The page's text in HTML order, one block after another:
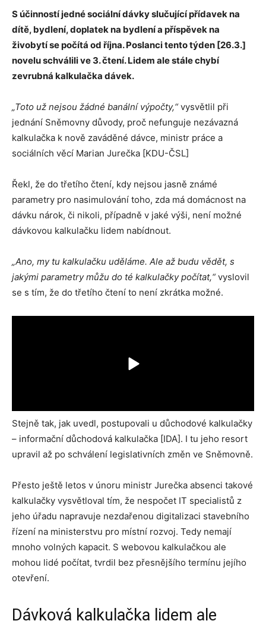
S účinností jedné sociální dávky slučující přídavek na
dítě, bydlení, doplatek na bydlení a příspěvek na
živobytí se počítá od října. Poslanci tento týden [26.3.]
novelu schválili ve 3. čtení. Lidem ale stále chybí
zevrubná kalkulačka dávek.
„Toto už nejsou žádné banální výpočty,“vysvětlil při
jednání Sněmovny důvody, proč nefunguje nezávazná
kalkulačka k nově zaváděné dávce, ministr práce a
sociálních věcí Marian Jurečka [KDU-ČSL]
Řekl, že do třetího čtení, kdy nejsou jasně známé
parametry pro nasimulování toho, zda má domácnost na
dávku nárok, či nikoli, případně v jaké výši, není možné
dávkovou kalkulačku lidem nabídnout.
„Ano, my tu kalkulačku uděláme. Ale až budu vědět, s
jakými parametry můžu do té kalkulačky počítat,“vyslovil
se s tím, že do třetího čtení to není zkrátka možné.
Stejně tak, jak uvedl, postupovali u důchodové kalkulačky
– informační důchodová kalkulačka [IDA]. I tu jeho resort
upravil až po schválení legislativních změn ve Sněmovně.
Přesto ještě letos v únoru ministr Jurečka absenci takové
kalkulačky vysvětloval tím, že nespočet IT specialistů z
jeho úřadu napravuje nezdařenou digitalizaci stavebního
řízení na ministerstvu pro místní rozvoj. Tedy nemají
mnoho volných kapacit. S webovou kalkulačkou ale
mohou lidé počítat, tvrdil bez přesnějšího termínu jejího
otevření.
Dávková kalkulačka lidem ale